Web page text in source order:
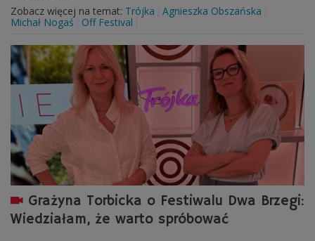
Zobacz więcej na temat: Trójka
Agnieszka Obszańska
Michał Nogaś
Off Festival
Grażyna Torbicka o Festiwalu Dwa Brzegi:
Wiedziałam, że warto spróbować